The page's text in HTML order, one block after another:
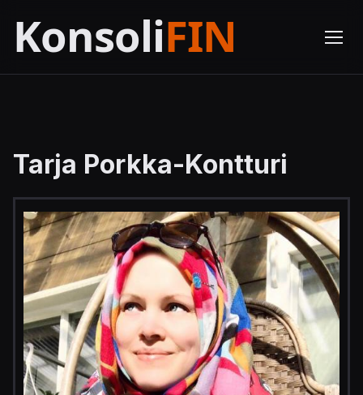
Tarja Porkka-Kontturi